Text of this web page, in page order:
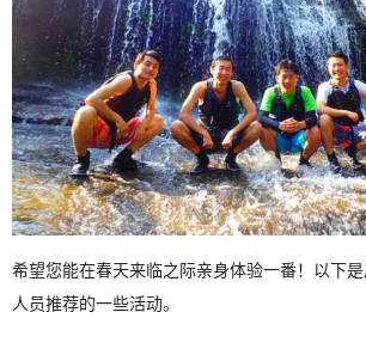
希望您能在春天来临之际亲身体验一番！以下
人员推荐的一些活动。